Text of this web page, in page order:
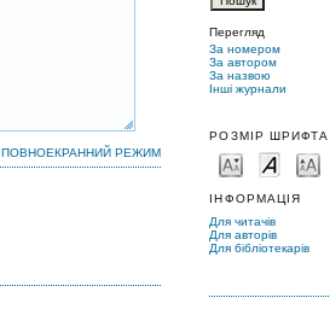
Перегляд
За номером
За автором
За назвою
Інші журнали
РОЗМІР ШРИФТА
ІНФОРМАЦІЯ
Для читачів
Для авторів
Для бібліотекарів
ПОВНОЕКРАННИЙ РЕЖИМ